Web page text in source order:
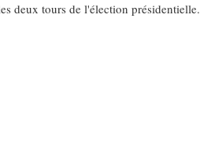
deux tours de l'élection présidentielle.